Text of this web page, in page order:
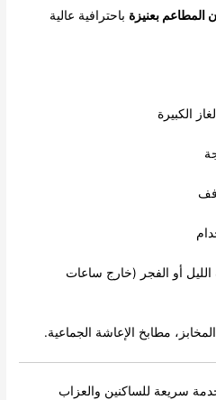
المطاعم بعنيزة باحترافية عالية
الكبيرة
أو الفجر (خارج ساعات
مطابخ الإعاشة الجماعية.
سريعة للساكنين والعزاب